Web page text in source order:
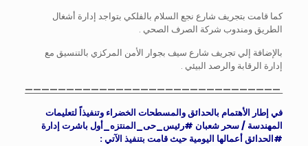
كما قامت بتجريف شارع نجع السلام بالفلكي بتواجد إدارة أشغال
الطريق ومندوب شركة الصرف الصحي .
بالإضافة إلي تجريف شارع سيف بجوار الأمن المركزي بالتنسيق مع
إدارة الرقابة والرصد البيئي .
———————————————————————————————
في إطار الأهتمام بالحدائق والمسطحات الخضراء وتنفيذاً لتعليمات
المهندسة / سحر شعبان #رئيس_حى_المنتزه_أول باشرت إدارة
#الحدائقأعمالها اليومية حيث قامت بتنفيذ الآتي :